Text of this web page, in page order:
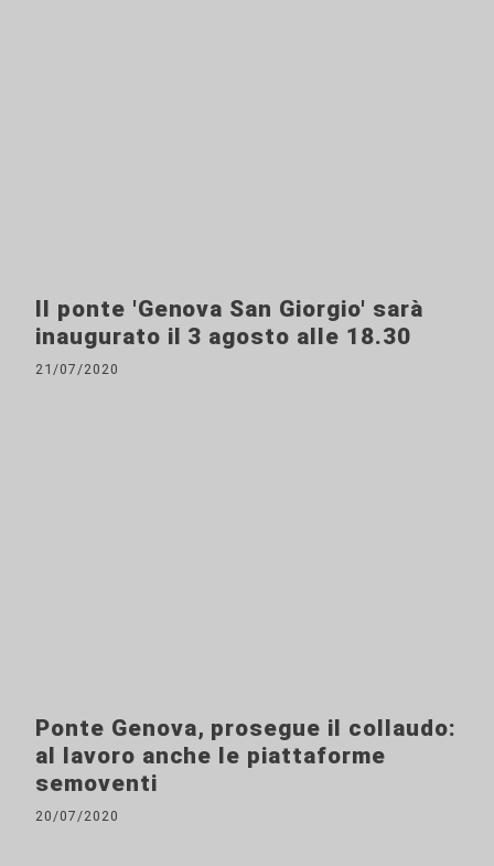
Il ponte 'Genova San Giorgio' sarà
inaugurato il 3 agosto alle 18.30
21/07/2020
Ponte Genova, prosegue il collaudo:
al lavoro anche le piattaforme
semoventi
20/07/2020